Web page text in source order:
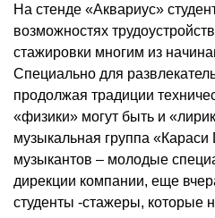
На стенде «Аквариус»
возможностях
стажировки многим из
Специально для
продолжая традиции
«физики» могут быть и
музыкальная группа
музыкантов – молодые
дирекции компании, еще
студенты -стажеры, которые